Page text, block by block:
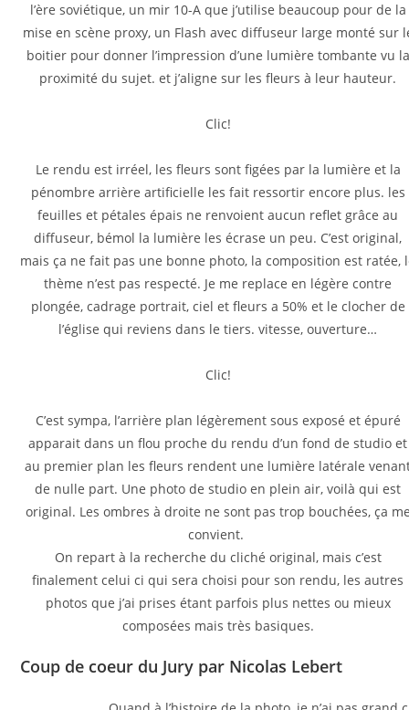
l’ère soviétique, un mir 10-A que j’utilise beaucoup pour de la
mise en scène proxy, un Flash avec diffuseur large monté sur
boitier pour donner l’impression d’une lumière tombante vu la
proximité du sujet. et j’aligne sur les fleurs à leur hauteur.
Clic!
Le rendu est irréel, les fleurs sont figées par la lumière et la
pénombre arrière artificielle les fait ressortir encore plus. les
feuilles et pétales épais ne renvoient aucun reflet grâce au
diffuseur, bémol la lumière les écrase un peu. C’est original,
mais ça ne fait pas une bonne photo, la composition est ratée,
thème n’est pas respecté. Je me replace en légère contre
plongée, cadrage portrait, ciel et fleurs a 50% et le clocher de
l’église qui reviens dans le tiers. vitesse, ouverture…
Clic!
C’est sympa, l’arrière plan légèrement sous exposé et épuré
apparait dans un flou proche du rendu d’un fond de studio et
au premier plan les fleurs rendent une lumière latérale
de nulle part. Une photo de studio en plein air, voilà qui est
original. Les ombres à droite ne sont pas trop bouchées, ça
convient.
On repart à la recherche du cliché original, mais c’est
finalement celui ci qui sera choisi pour son rendu, les autres
photos que j’ai prises étant parfois plus nettes ou mieux
composées mais très basiques.
Coup de coeur du Jury par Nicolas Lebert